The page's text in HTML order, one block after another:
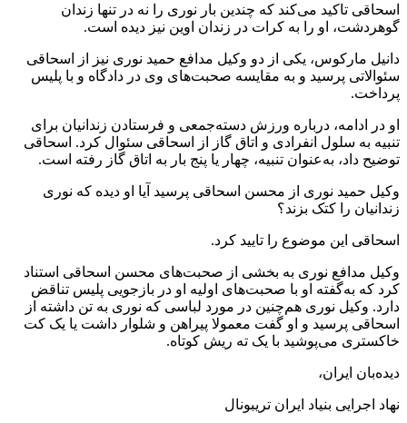
اسحاقی تاکید می‌کند که چندین بار نوری را نه در تنها زندان
گوهردشت، او را به کرات در زندان اوین نیز دیده است.
دانیل مارکوس، یکی از دو وکیل مدافع حمید نوری نیز از اسحاقی
سئوالاتی پرسید و به مقایسه صحبت‌های وی در دادگاه و با پلیس
پرداخت.
او در ادامه، درباره ورزش دسته‌جمعی و فرستادن زندانیان برای
تنبیه به سلول انفرادی و اتاق گاز از اسحاقی سئوال کرد. اسحاقی
توضیح داد، به‌عنوان تنبیه، چهار یا پنج بار به اتاق گاز رفته است.
وکیل حمید نوری از محسن اسحاقی پرسید آیا او دیده که نوری
زندانیان را کتک بزند؟
اسحاقی این موضوع را تایید کرد.
وکیل مدافع نوری به بخشی از صحبت‌های محسن اسحاقی استناد
کرد که به‌گفته او با صحبت‌های اولیه او در بازجویی پلیس تناقض
دارد. وکیل نوری هم‌چنین در مورد لباسی که نوری به تن داشته از
اسحاقی پرسید و او گفت معمولا پیراهن و شلوار داشت یا یک کت
خاکستری می‌پوشید با یک ته ریش کوتاه.
دیده‌بان ایران،
نهاد اجرایی بنیاد ایران تریبونال